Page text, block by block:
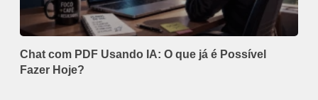
Chat com PDF Usando IA: O que já é Possível
Fazer Hoje?